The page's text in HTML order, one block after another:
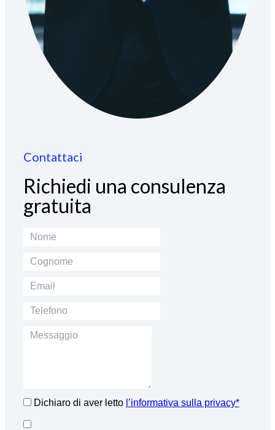
Contattaci
Richiedi una consulenza
gratuita
Dichiaro di aver letto l’informativa sulla privacy*